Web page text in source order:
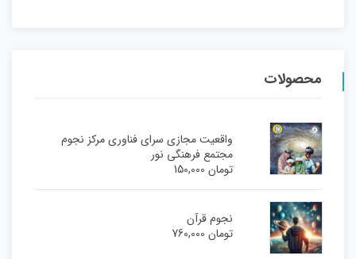
محصولات
واقعیت مجازی سرای فناوری مرکز نجوم
مجتمع فرهنگی نور
تومان150,000
نجوم قرآن
تومان760,000